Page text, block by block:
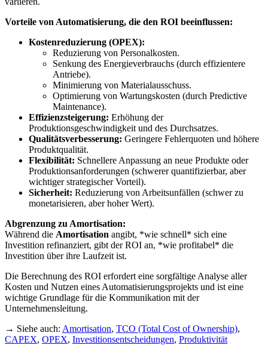
Vorteile von Automatisierung, die den ROI beeinflussen:
Kostenreduzierung (OPEX):
Reduzierung von Personalkosten.
Senkung des Energieverbrauchs (durch effizientere
Antriebe).
Minimierung von Materialausschuss.
Optimierung von Wartungskosten (durch Predictive
Maintenance).
Effizienzsteigerung: Erhöhung der
Produktionsgeschwindigkeit und des Durchsatzes.
Qualitätsverbesserung: Geringere Fehlerquoten und höhere
Produktqualität.
Flexibilität: Schnellere Anpassung an neue Produkte oder
Produktionsanforderungen (schwerer quantifizierbar, aber
wichtiger strategischer Vorteil).
Sicherheit: Reduzierung von Arbeitsunfällen (schwer zu
monetarisieren, aber hoher Wert).
Abgrenzung zu Amortisation:
Während die Amortisation angibt, *wie schnell* sich eine
Investition refinanziert, gibt der ROI an, *wie profitabel* die
Investition über ihre Laufzeit ist.
Die Berechnung des ROI erfordert eine sorgfältige Analyse aller
Kosten und Nutzen eines Automatisierungsprojekts und ist eine
wichtige Grundlage für die Kommunikation mit der
Unternehmensleitung.
→ Siehe auch: Amortisation, TCO (Total Cost of Ownership),
CAPEX, OPEX, Investitionsentscheidungen, Produktivität